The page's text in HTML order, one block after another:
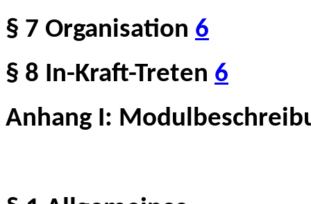
§ 7 Organisation 6
§ 8 In-Kraft-Treten 6
Anhang I: